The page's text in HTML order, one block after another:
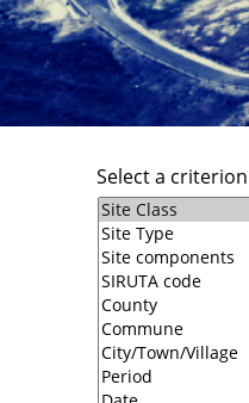
Select a criterion